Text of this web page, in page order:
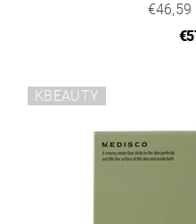
€46,59
KBEAUTY